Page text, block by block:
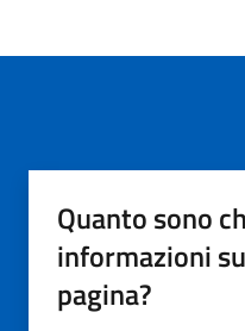
Quanto sono
informazioni
pagina?